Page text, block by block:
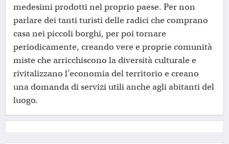
medesimi prodotti nel proprio paese. Per non
parlare dei tanti turisti delle radici che comprano
casa nei piccoli borghi, per poi tornare
periodicamente, creando vere e proprie comunità
miste che arricchiscono la diversità culturale e
rivitalizzano l’economia del territorio e creano
una domanda di servizi utili anche agli abitanti del
luogo.